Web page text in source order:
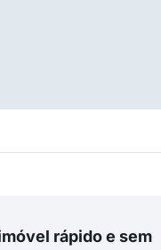
rápido e sem